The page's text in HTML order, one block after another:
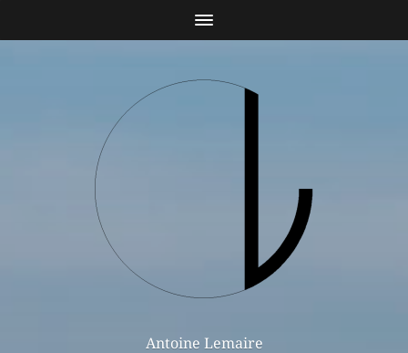
Antoine Lemaire